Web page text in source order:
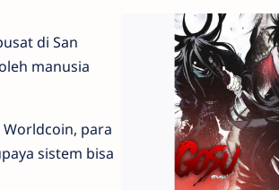
di San
manusia
para
sistem bisa